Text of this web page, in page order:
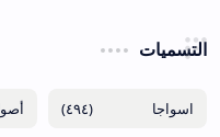
التسميات
(٤٩٤)